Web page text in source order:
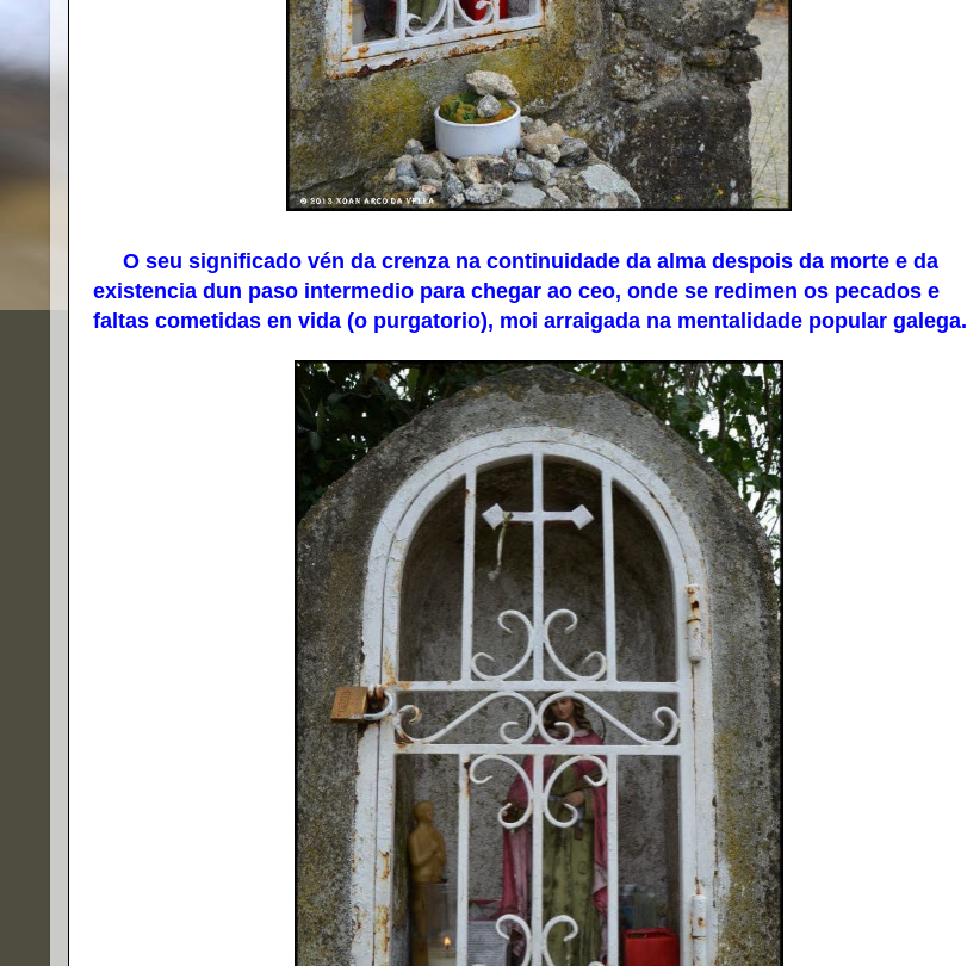
O seu significado vén da crenza na continuidade da alma despois da morte e da
existencia dun paso intermedio para chegar ao ceo, onde se redimen os pecados e
faltas cometidas en vida (o purgatorio), moi arraigada na mentalidade popular galega.